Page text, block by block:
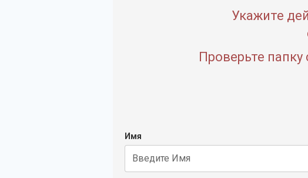
Укажите
Проверьте
Имя